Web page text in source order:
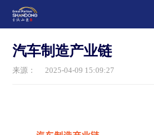
汽车制造产业链
来源： 2025-04-09 15:09:27